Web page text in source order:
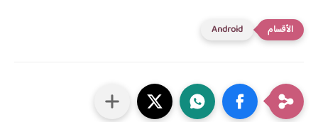
Android